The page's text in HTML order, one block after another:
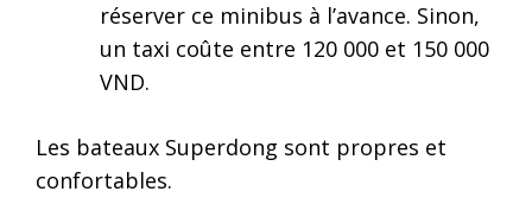
réserver ce minibus à l’avance. Sinon,
un taxi coûte entre 120 000 et 150 000
VND.
Les bateaux Superdong sont propres et
confortables.